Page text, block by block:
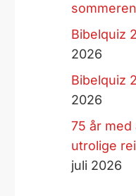
Bibelquiz
2026
Bibelquiz
2026
75 år med
utrolige
juli 2026